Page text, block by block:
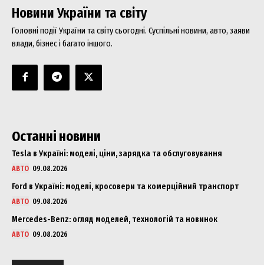
Новини України та світу
Головні події України та світу сьогодні. Суспільні новини, авто, заяви
влади, бізнес і багато іншого.
Останні новини
Tesla в Україні: моделі, ціни, зарядка та обслуговування
АВТО 09.08.2026
Ford в Україні: моделі, кросовери та комерційний транспорт
АВТО 09.08.2026
Mercedes-Benz: огляд моделей, технологій та новинок
АВТО 09.08.2026